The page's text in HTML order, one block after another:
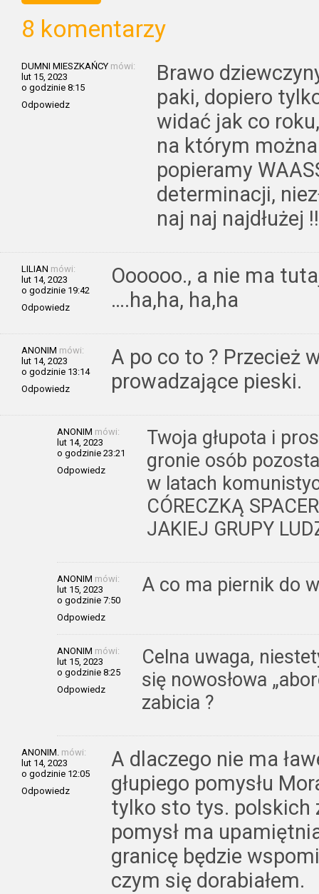
8 komentarzy
DUMNI MIESZKAŃCY mówi:
lut 15, 2023
o godzinie 8:15
Odpowiedz
Brawo
paki, dopiero
widać jak co
na którym
popieramy
determinacji,
naj naj najdłużej
LILIAN mówi:
lut 14, 2023
o godzinie 19:42
Odpowiedz
Oooooo., a nie ma
….ha,ha, ha,ha
ANONIM mówi:
lut 14, 2023
o godzinie 13:14
Odpowiedz
A po co to ? Przecież
prowadzające pieski.
ANONIM mówi:
lut 14, 2023
o godzinie 23:21
Odpowiedz
Twoja głupota i
gronie osób
w latach
CÓRECZKĄ
JAKIEJ GRUPY
ANONIM mówi:
lut 15, 2023
o godzinie 7:50
Odpowiedz
A co ma piernik do
ANONIM mówi:
lut 15, 2023
o godzinie 8:25
Odpowiedz
Celna uwaga,
się nowosłowa
zabicia ?
ANONIM. mówi:
lut 14, 2023
o godzinie 12:05
Odpowiedz
A dlaczego nie ma
głupiego pomysłu
tylko sto tys. polskich
pomysł ma
granicę będzie
czym się dorabiałem.